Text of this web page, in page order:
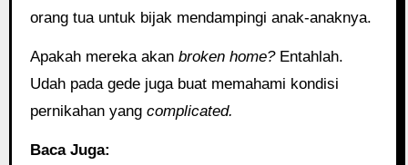
orang tua untuk bijak mendampingi anak-anaknya.
Apakah mereka akan broken home?Entahlah.
Udah pada gede juga buat memahami kondisi
pernikahan yang complicated.
Baca Juga: